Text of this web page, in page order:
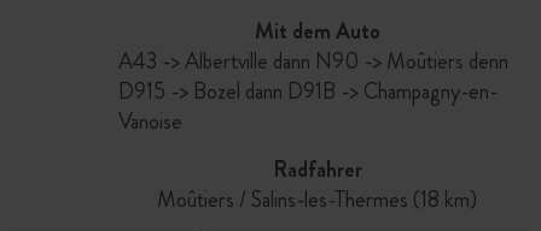
Mit dem Auto
A43 -> Albertville dann N90 -> Moûtiers denn
D915 -> Bozel dann D91B -> Champagny-en-
Vanoise
Radfahrer
Moûtiers / Salins-les-Thermes (18 km)